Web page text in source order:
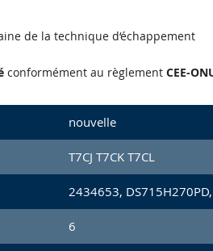
de la technique d‘échappement
conformément au règlement CEE-
nouvelle
T7CJ T7CK T7CL
2434653,
6